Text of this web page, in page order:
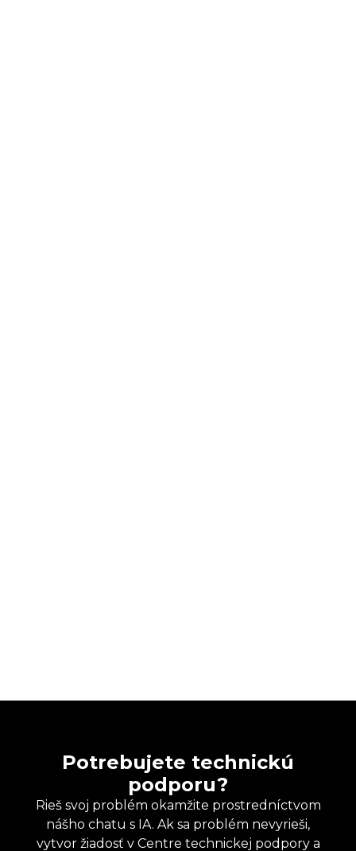
Potrebujete technickú
podporu?
Rieš svoj problém okamžite prostredníctvom
nášho chatu s IA. Ak sa problém nevyrieši,
vytvor žiadosť v Centre technickej podpory a